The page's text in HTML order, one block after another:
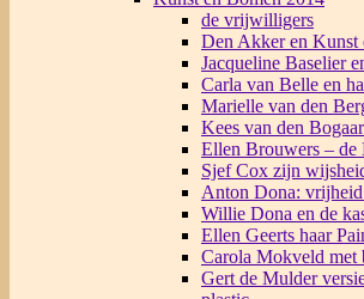
de vrijwilligers
Den Akker en Kunst
Jacqueline Baselier
Carla van Belle en
Marielle van den
Kees van den
Ellen Brouwers – de
Sjef Cox zijn
Anton Dona:
Willie Dona en de
Ellen Geerts haar
Carola Mokveld met
Gert de Mulder